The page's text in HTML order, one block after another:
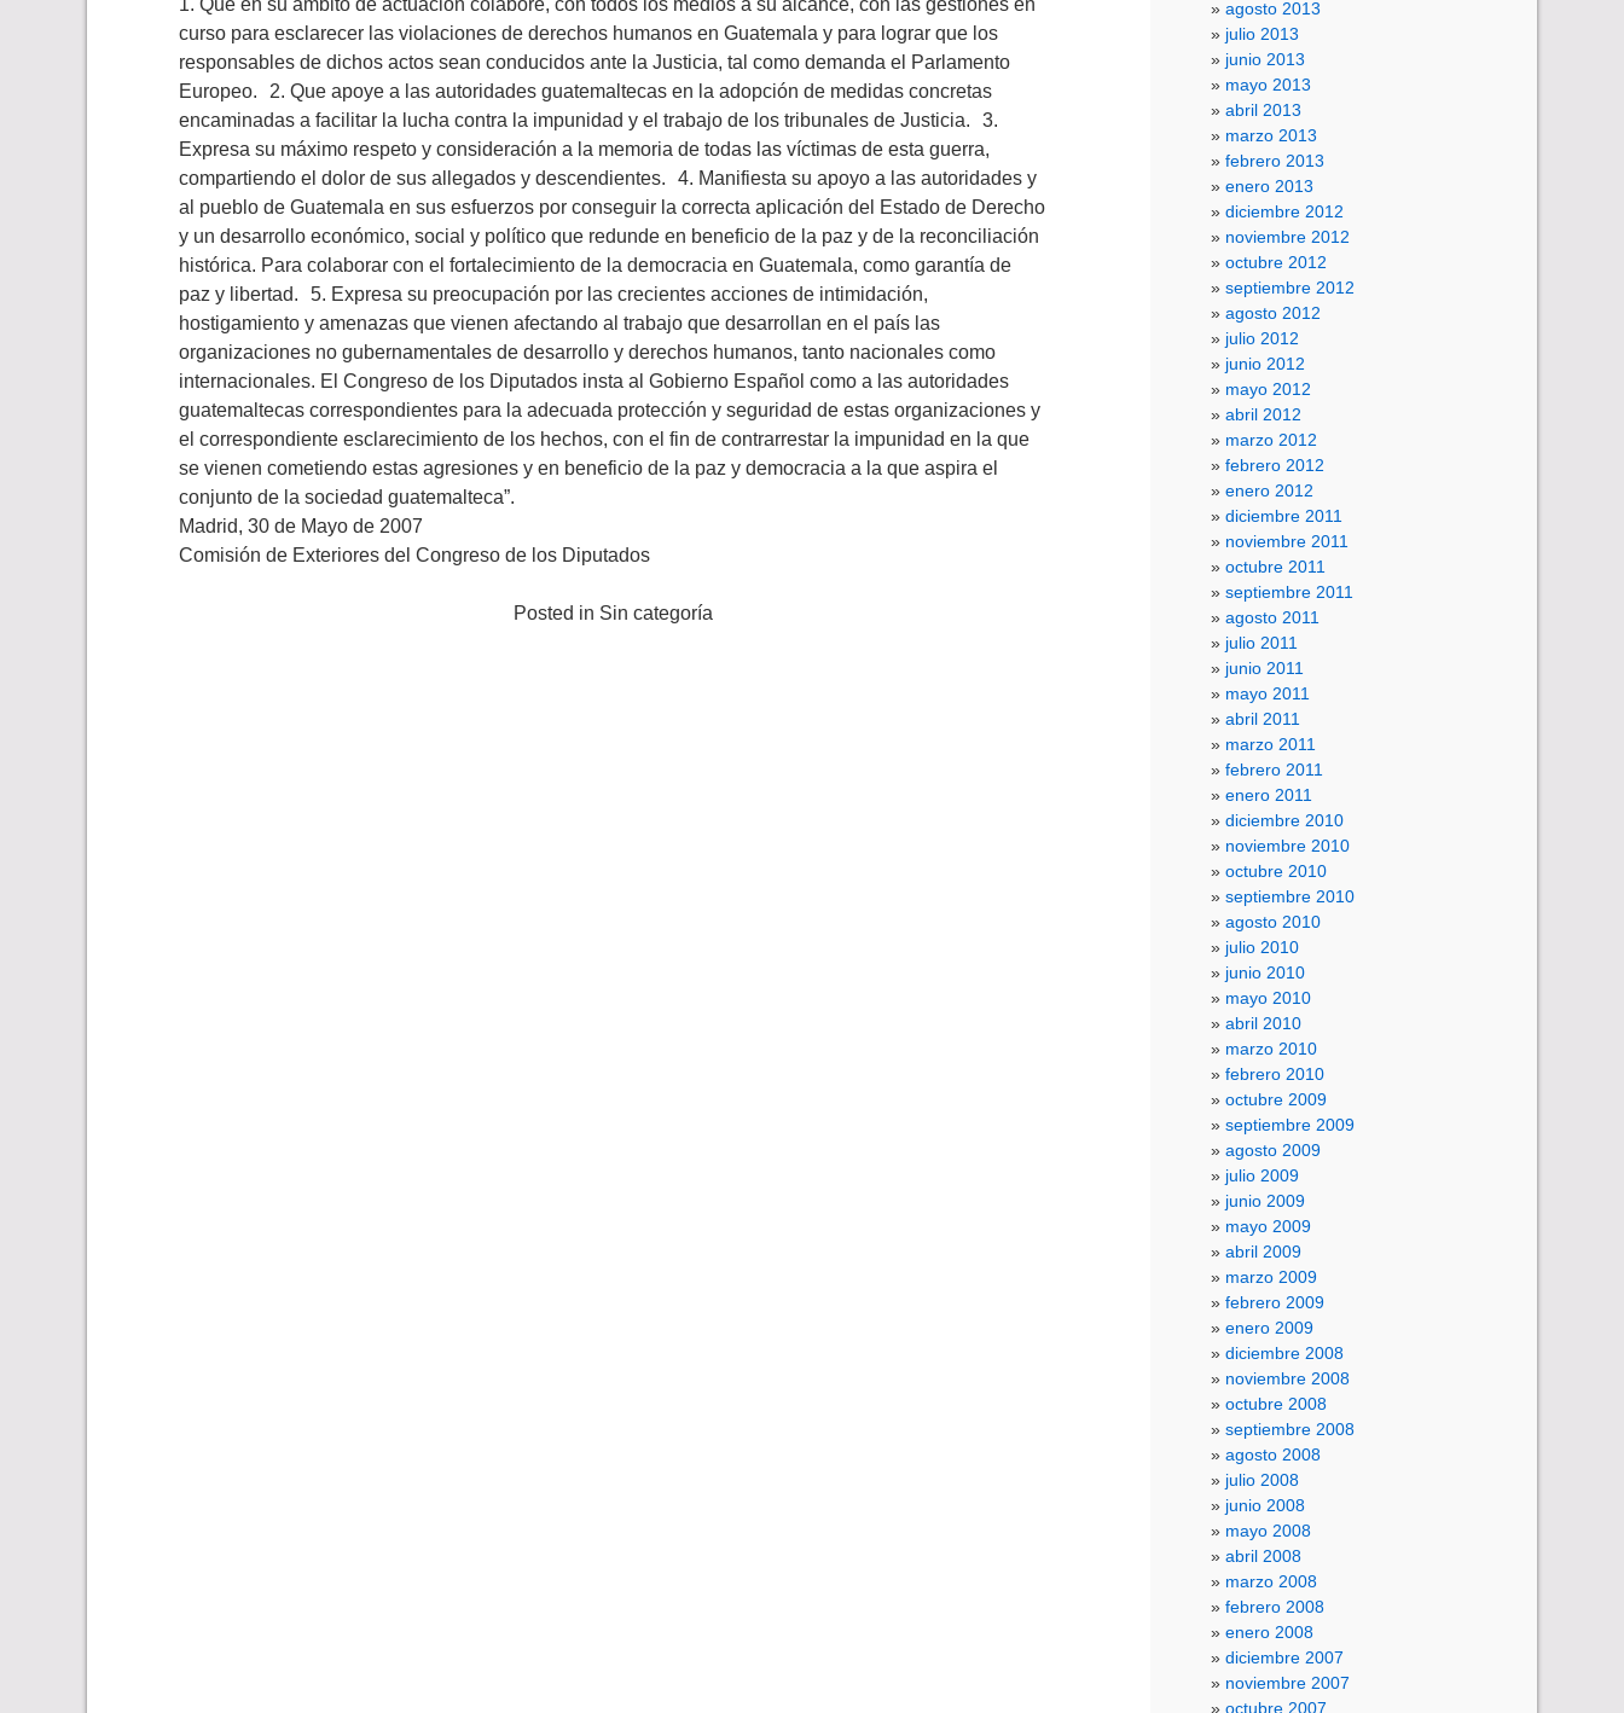
1. Que en su ámbito de actuación colabore, con todos los medios a su alcance, con las gestiones en
curso para esclarecer las violaciones de derechos humanos en Guatemala y para lograr que los
responsables de dichos actos sean conducidos ante la Justicia, tal como demanda el Parlamento
Europeo. 2. Que apoye a las autoridades guatemaltecas en la adopción de medidas concretas
encaminadas a facilitar la lucha contra la impunidad y el trabajo de los tribunales de Justicia. 3.
Expresa su máximo respeto y consideración a la memoria de todas las víctimas de esta guerra,
compartiendo el dolor de sus allegados y descendientes. 4. Manifiesta su apoyo a las autoridades y
al pueblo de Guatemala en sus esfuerzos por conseguir la correcta aplicación del Estado de Derecho
y un desarrollo económico, social y político que redunde en beneficio de la paz y de la reconciliación
histórica. Para colaborar con el fortalecimiento de la democracia en Guatemala, como garantía de
paz y libertad. 5. Expresa su preocupación por las crecientes acciones de intimidación,
hostigamiento y amenazas que vienen afectando al trabajo que desarrollan en el país las
organizaciones no gubernamentales de desarrollo y derechos humanos, tanto nacionales como
internacionales. El Congreso de los Diputados insta al Gobierno Español como a las autoridades
guatemaltecas correspondientes para la adecuada protección y seguridad de estas organizaciones y
el correspondiente esclarecimiento de los hechos, con el fin de contrarrestar la impunidad en la que
se vienen cometiendo estas agresiones y en beneficio de la paz y democracia a la que aspira el
conjunto de la sociedad guatemalteca”.
Madrid, 30 de Mayo de 2007
Comisión de Exteriores del Congreso de los Diputados
Posted in Sin categoría
agosto 2013
julio 2013
junio 2013
mayo 2013
abril 2013
marzo 2013
febrero 2013
enero 2013
diciembre 2012
noviembre 2012
octubre 2012
septiembre 2012
agosto 2012
julio 2012
junio 2012
mayo 2012
abril 2012
marzo 2012
febrero 2012
enero 2012
diciembre 2011
noviembre 2011
octubre 2011
septiembre 2011
agosto 2011
julio 2011
junio 2011
mayo 2011
abril 2011
marzo 2011
febrero 2011
enero 2011
diciembre 2010
noviembre 2010
octubre 2010
septiembre 2010
agosto 2010
julio 2010
junio 2010
mayo 2010
abril 2010
marzo 2010
febrero 2010
octubre 2009
septiembre 2009
agosto 2009
julio 2009
junio 2009
mayo 2009
abril 2009
marzo 2009
febrero 2009
enero 2009
diciembre 2008
noviembre 2008
octubre 2008
septiembre 2008
agosto 2008
julio 2008
junio 2008
mayo 2008
abril 2008
marzo 2008
febrero 2008
enero 2008
diciembre 2007
noviembre 2007
octubre 2007